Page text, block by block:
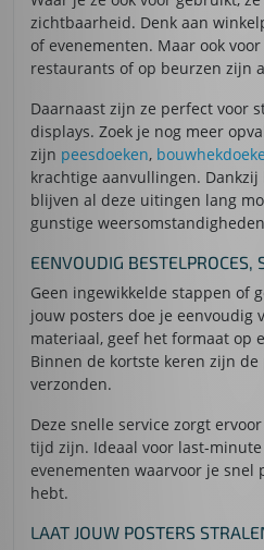
zichtbaarheid. Denk aan
of evenementen. Maar ook
restaurants of op beurzen zijn
Daarnaast zijn ze perfect voor
displays. Zoek je nog meer
zijn peesdoeken,
krachtige aanvullingen.
blijven al deze uitingen lang
gunstige
EENVOUDIG BESTELPROCES,
Geen ingewikkelde stappen of
jouw posters doe je eenvoudig
materiaal, geef het formaat op
Binnen de kortste keren zijn
verzonden.
Deze snelle service zorgt
tijd zijn. Ideaal voor last-
evenementen waarvoor je
hebt.
LAAT JOUW POSTERS